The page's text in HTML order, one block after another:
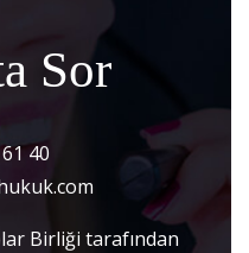
Sor
40
Birliği tarafından